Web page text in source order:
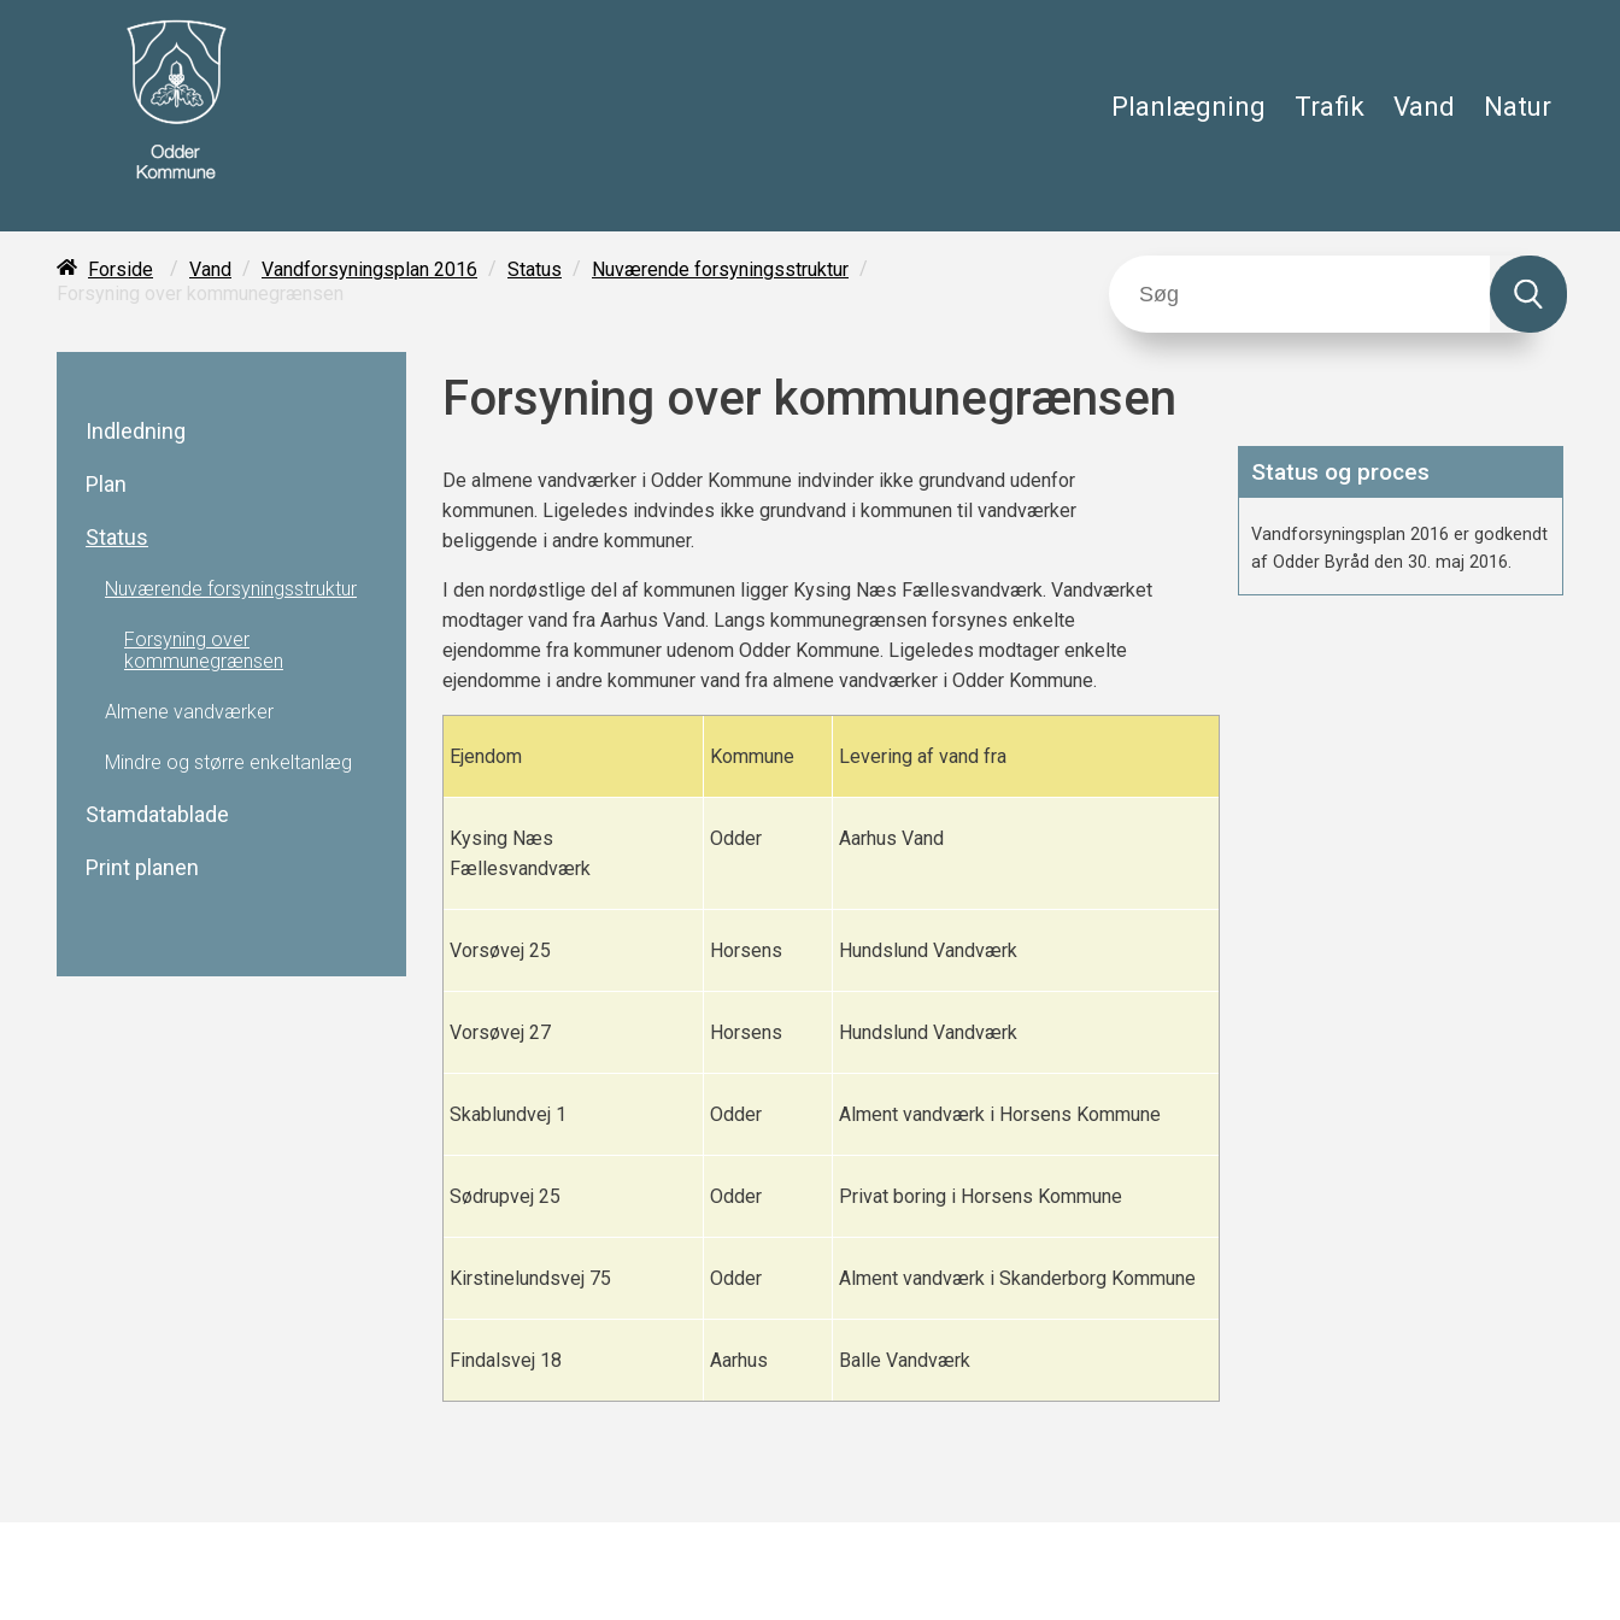
Planlægning Trafik Vand Natur
Forside / Vand / Vandforsyningsplan 2016 / Status / Nuværende forsyningsstruktur /
Forsyning over kommunegrænsen
Indledning
Plan
Status
Nuværende forsyningsstruktur
Forsyning over
kommunegrænsen
Almene vandværker
Mindre og større enkeltanlæg
Stamdatablade
Print planen
Forsyning over kommunegrænsen
De almene vandværker i Odder Kommune indvinder ikke grundvand udenfor
kommunen. Ligeledes indvindes ikke grundvand i kommunen til vandværker
beliggende i andre kommuner.
I den nordøstlige del af kommunen ligger Kysing Næs Fællesvandværk. Vandværket
modtager vand fra Aarhus Vand. Langs kommunegrænsen forsynes enkelte
ejendomme fra kommuner udenom Odder Kommune. Ligeledes modtager enkelte
ejendomme i andre kommuner vand fra almene vandværker i Odder Kommune.
Ejendom Kommune Levering af vand fra
Kysing Næs
Fællesvandværk
Odder Aarhus Vand
Vorsøvej 25 Horsens Hundslund Vandværk
Vorsøvej 27 Horsens Hundslund Vandværk
Skablundvej 1 Odder Alment vandværk i Horsens Kommune
Sødrupvej 25 Odder Privat boring i Horsens Kommune
Kirstinelundsvej 75 Odder Alment vandværk i Skanderborg Kommune
Findalsvej 18 Aarhus Balle Vandværk
Status og proces
Vandforsyningsplan 2016 er godkendt
af Odder Byråd den 30. maj 2016.